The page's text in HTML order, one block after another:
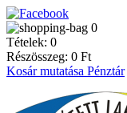
0
Tételek: 0
Részösszeg: 0 Ft
Kosár mutatása Pénztár